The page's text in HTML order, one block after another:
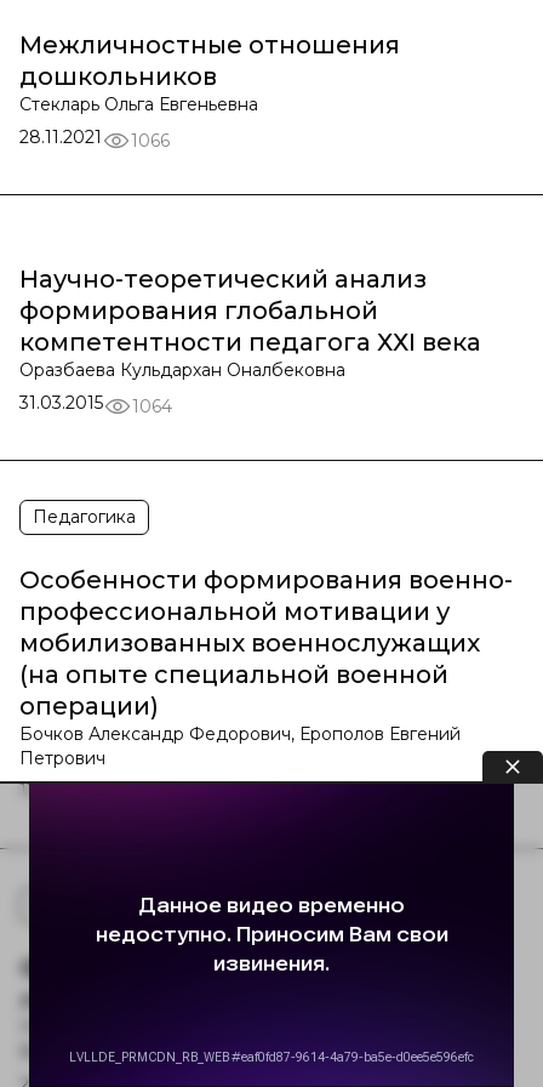
Межличностные отношения
дошкольников
Стекларь Ольга Евгеньевна
28.11.2021
1066
Научно-теоретический анализ
формирования глобальной
компетентности педагога ХХІ века
Оразбаева Кульдархан Оналбековна
31.03.2015
1064
Педагогика
Особенности формирования военно-
профессиональной мотивации у
мобилизованных военнослужащих
(на опыте специальной военной
операции)
Бочков Александр Федорович, Ерополов Евгений
Петрович
11.04.2024
Культурология
Формирование толерантной
личности в условиях вуза
Владимировна